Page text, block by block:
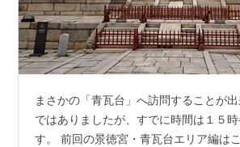
まさかの「青瓦台」へ訪問することが
ではありましたが、すでに時間は１５
す。 前回の景徳宮・青瓦台エリア編は